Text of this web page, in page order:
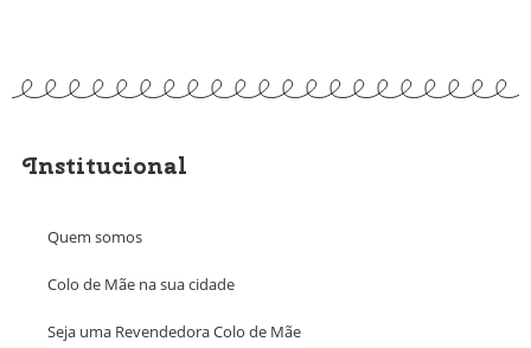
Institucional
Quem somos
Colo de Mãe na sua cidade
Seja uma Revendedora Colo de Mãe